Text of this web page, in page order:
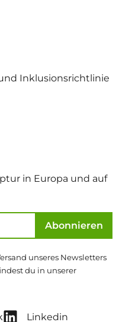
Inklusionsrichtlinie
in Europa und auf
Abonnieren
unseres Newsletters
du in unserer
Linkedin